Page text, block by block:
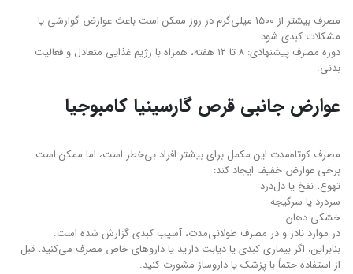
مصرف بیشتر از ۱۵۰۰ میلی‌گرم در روز ممکن است باعث عوارض گوارشی یا
مشکلات کبدی شود.
دوره مصرف پیشنهادی: ۸ تا ۱۲ هفته، همراه با رژیم غذایی متعادل و فعالیت
بدنی.
عوارض جانبی قرص گارسینیا کامبوجیا
مصرف کوتاه‌مدت این مکمل برای بیشتر افراد بی‌خطر است، اما ممکن است
برخی عوارض خفیف ایجاد کند:
تهوع، نفخ یا دل‌درد
سردرد یا سرگیجه
خشکی دهان
در موارد نادر و در مصرف طولانی‌مدت، آسیب کبدی گزارش شده است.
بنابراین، اگر بیماری کبدی یا دیابت دارید یا داروهای خاص مصرف می‌کنید، قبل
از استفاده حتماً با پزشک یا داروساز مشورت کنید.